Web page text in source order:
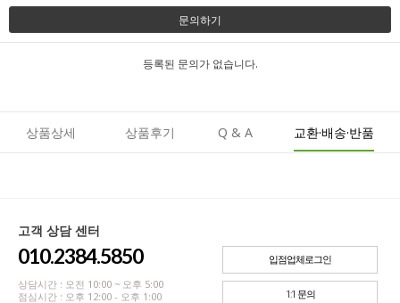
문의하기
등록된 문의가 없습니다.
상품상세 상품후기 Q & A 교환·배송·반품
고객 상담 센터
010.2384.5850
상담시간 : 오전 10:00 ~ 오후 5:00
점심시간 : 오후 12:00 - 오후 1:00
입점업체로그인
1:1 문의